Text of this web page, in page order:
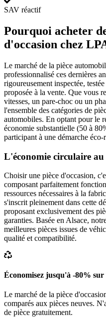
SAV réactif
Pourquoi acheter
d'occasion chez
Le marché de la pièce
professionnalisé ces dernières
rigoureusement inspectée,
proposée à la vente. Que vous
vitesses, un pare-choc ou un
l'ensemble des catégories de
automobiles. En optant pour le
économie substantielle (50 à
participant à une démarche éco-
L'économie circulaire au
Choisir une pièce d'occasion,
composant parfaitement
ressources nécessaires à la
s'inscrit pleinement dans cette
proposant exclusivement des
garanties. Basée en Alsace,
meilleures pièces issues de
qualité et compatibilité.
Économisez jusqu'à -80% sur
Le marché de la pièce
comparés aux pièces neuves.
de pièce gratuitement.